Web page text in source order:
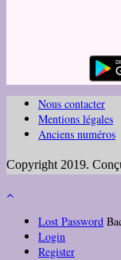
Nous contacter
Mentions légales
Anciens numéros
Copyright 2019.
Lost Password
Login
Register